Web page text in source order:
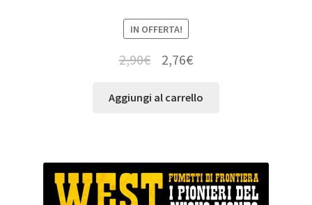
IN OFFERTA!
2,90€ 2,76€
Aggiungi al carrello